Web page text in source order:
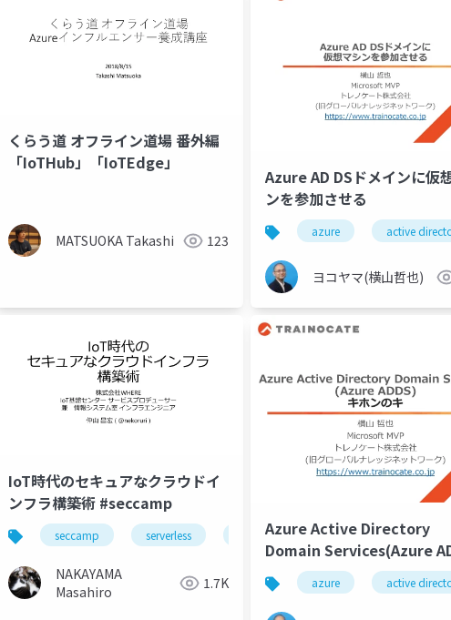
くらう道 オフライン道場 番外編
「IoTHub」「IoTEdge」
MATSUOKA Takashi 123
Azure AD DSドメインに仮
ンを参加させる
azure active
ヨコヤマ(横山哲也)
azure
IoT時代のセキュアなクラウドイ
ンフラ構築術 #seccamp
seccamp serverless
NAKAYAMA
Masahiro
1.7K
Azure Active Directory
Domain Services(Azure
キホンのキ
azure active